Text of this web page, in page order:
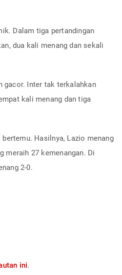
Dalam tiga pertandingan
dua kali menang dan sekali
gacor. Inter tak terkalahkan
kali menang dan tiga
Hasilnya, Lazio menang
meraih 27 kemenangan. Di
2-0.
ini.